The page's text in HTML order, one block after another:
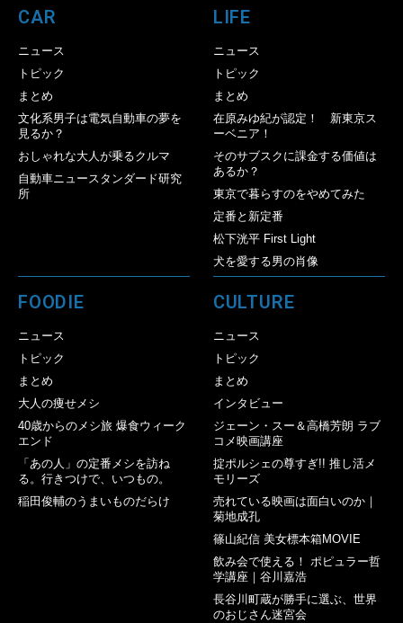
CAR
ニュース
トピック
まとめ
文化系男子は電気自動車の夢を
見るか？
おしゃれな大人が乗るクルマ
自動車ニュースタンダード研究
所
LIFE
ニュース
トピック
まとめ
在原みゆ紀が認定！ 新東京ス
ーベニア！
そのサブスクに課金する価値は
あるか？
東京で暮らすのをやめてみた
定番と新定番
松下洸平 First Light
犬を愛する男の肖像
FOODIE
ニュース
トピック
まとめ
大人の痩せメシ
40歳からのメシ旅 爆食ウィーク
エンド
「あの人」の定番メシを訪ね
る。行きつけで、いつもの。
稲田俊輔のうまいものだらけ
CULTURE
ニュース
トピック
まとめ
インタビュー
ジェーン・スー＆高橋芳朗 ラブ
コメ映画講座
掟ポルシェの尊すぎ!! 推し活メ
モリーズ
売れている映画は面白いのか｜
菊地成孔
篠山紀信 美女標本箱MOVIE
飲み会で使える！ ポピュラー哲
学講座｜谷川嘉浩
長谷川町蔵が勝手に選ぶ、世界
のおじさん迷宮会